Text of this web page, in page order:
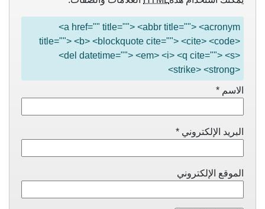
<a href="" title=""> <abbr title=""> <acronym
title=""> <b> <blockquote cite=""> <cite> <code>
<del datetime=""> <em> <i> <q cite=""> <s>
<strike> <strong>
الاسم *
البريد الإلكتروني *
الموقع الإلكتروني